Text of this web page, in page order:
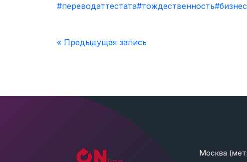
#переводаттестата#тождественность#бизнес
« Предыдущая запись
Москва